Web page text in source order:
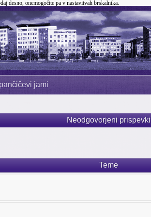
desno, onemogočite pa v nastavitvah brskalnika.
jami
Neodgovorjeni prispevki
Teme